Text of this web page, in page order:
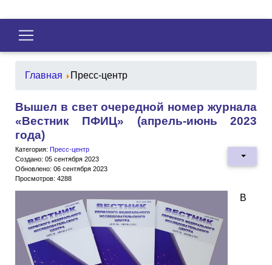
Главная Пресс-центр
Вышел в свет очередной номер журнала
«Вестник ПФИЦ» (апрель-июнь 2023
года)
Категория: Пресс-центр
Создано: 05 сентября 2023
Обновлено: 06 сентября 2023
Просмотров: 4288
В